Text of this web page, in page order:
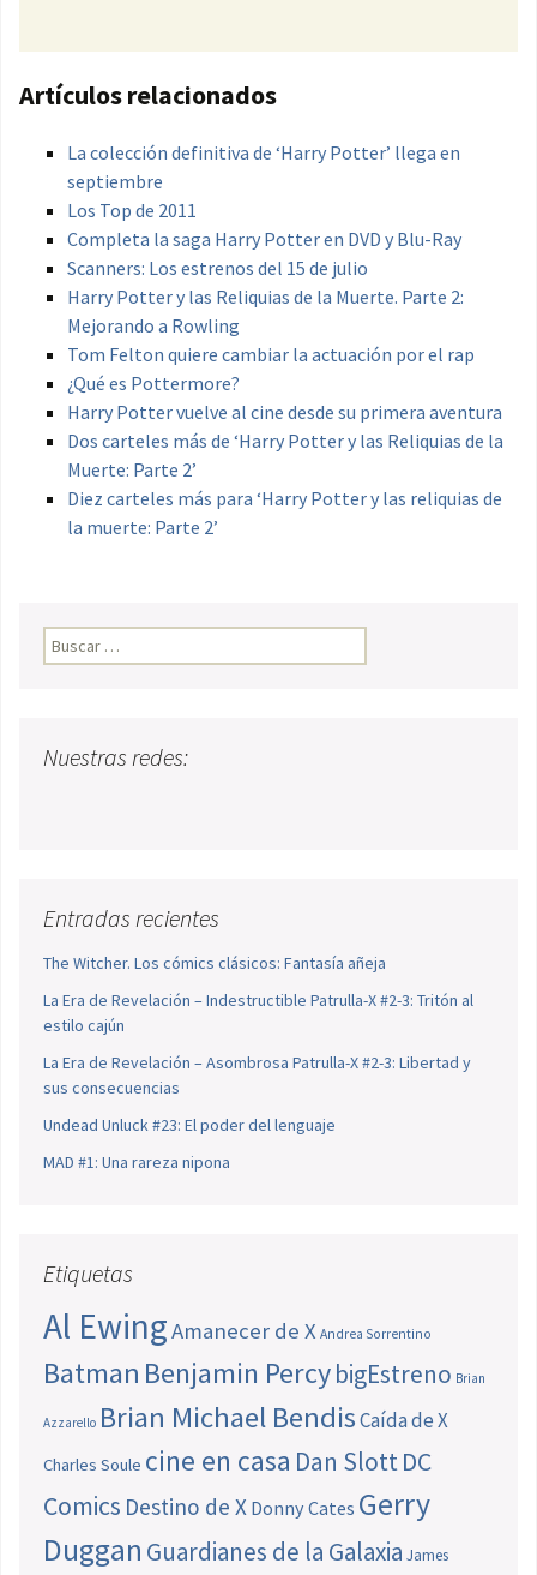
Artículos relacionados
La colección definitiva de ‘Harry Potter’ llega en
septiembre
Los Top de 2011
Completa la saga Harry Potter en DVD y Blu-Ray
Scanners: Los estrenos del 15 de julio
Harry Potter y las Reliquias de la Muerte. Parte 2:
Mejorando a Rowling
Tom Felton quiere cambiar la actuación por el rap
¿Qué es Pottermore?
Harry Potter vuelve al cine desde su primera aventura
Dos carteles más de ‘Harry Potter y las Reliquias de la
Muerte: Parte 2’
Diez carteles más para ‘Harry Potter y las reliquias de
la muerte: Parte 2’
Buscar:
Nuestras redes:
Entradas recientes
The Witcher. Los cómics clásicos: Fantasía añeja
La Era de Revelación – Indestructible Patrulla-X #2-3: Tritón al
estilo cajún
La Era de Revelación – Asombrosa Patrulla-X #2-3: Libertad y
sus consecuencias
Undead Unluck #23: El poder del lenguaje
MAD #1: Una rareza nipona
Etiquetas
Al EwingAmanecer de X Andrea Sorrentino
Batman Benjamin PercybigEstreno Brian
Azzarello Brian Michael BendisCaída de X
Charles Soule cine en casa Dan SlottDC
Comics Destino de X Donny Cates Gerry
Duggan Guardianes de la Galaxia James